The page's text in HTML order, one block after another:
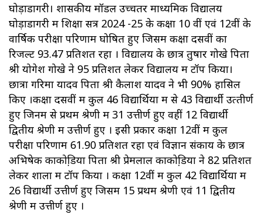
घोड़ाडोंगरी। शासकीय मॉडल उच्‍चतर माध्‍यमिक विद्यालय
घोड़ाडोंगरी में शिक्षा सत्र 2024 -25 के कक्षा 10 वीं एवं 12वीं के
वार्षिक परीक्षा परिणाम घोषित हुए जिसमें कक्षा दसवीं का
रिजल्ट 93.47 प्रतिशत रहा । विद्यालय के छात्र तुषार गोखे पिता
श्री योगेश गोखे ने 95 प्रतिशत लेकर विद्यालय में टॉप किया।
छात्रा गरिमा यादव पिता श्री कैलाश यादव ने भी 90% हासिल
किए ।कक्षा दसवीं में कुल 46 विद्यार्थियों में से 43 विद्यार्थी उत्‍तीर्ण
हुए जिनमें से प्रथम श्रेणी में 31 उत्तीर्ण हुए वहीं 12 विद्यार्थी
द्वितीय श्रेणी में उत्तीर्ण हुए । इसी प्रकार कक्षा 12वीं में कुल
परीक्षा परिणाम 61.90 प्रतिशत रहा एवं विज्ञान संकाय के छात्र
अभिषेक काकोडि़या पिता श्री प्रेमलाल काकोडि़या ने 82 प्रतिशत
लेकर शाला में टॉप किया । कक्षा 12वीं में कुल 42 विद्यार्थियों में
26 विद्यार्थी उत्तीर्ण हुए जिसमें 15 प्रथम श्रेणी एवं 11 द्वितीय
श्रेणी में उत्तीर्ण हुए ।